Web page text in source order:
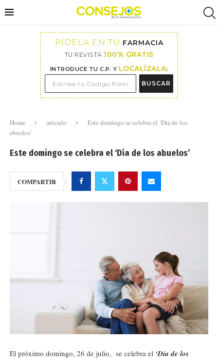
PÍDELA EN TU FARMACIA
TU REVISTA 100% GRATIS
INTRODUCE TU C.P. Y LOCALÍZALA:
BUSCAR
Home artículo
Este domingo se celebra el ‘Día de los
abuelos’
Este domingo se celebra el ‘Día de los abuelos’
COMPARTIR
El próximo domingo, 26 de julio, se celebra el ‘Día de los